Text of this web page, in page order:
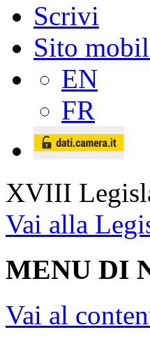
Scrivi
Sito
EN
FR
XVIII
Vai alla
MENU DI
Vai al